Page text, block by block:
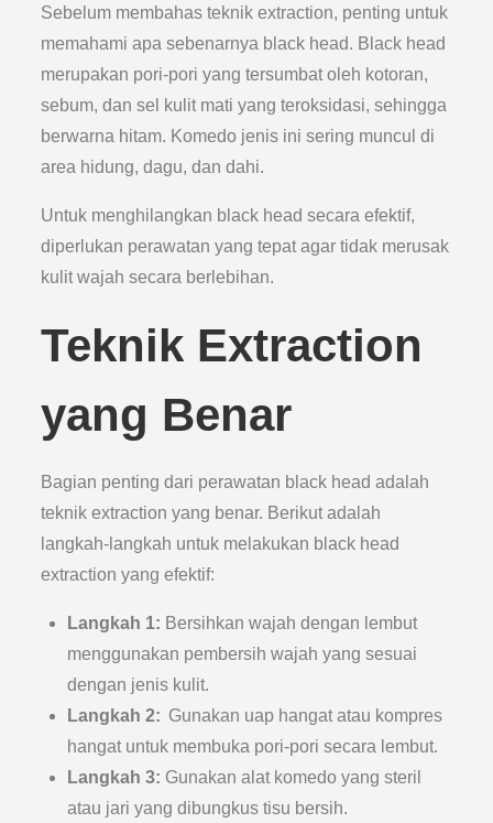
Sebelum membahas teknik extraction, penting untuk
memahami apa sebenarnya black head. Black head
merupakan pori-pori yang tersumbat oleh kotoran,
sebum, dan sel kulit mati yang teroksidasi, sehingga
berwarna hitam. Komedo jenis ini sering muncul di
area hidung, dagu, dan dahi.
Untuk menghilangkan black head secara efektif,
diperlukan perawatan yang tepat agar tidak merusak
kulit wajah secara berlebihan.
Teknik Extraction
yang Benar
Bagian penting dari perawatan black head adalah
teknik extraction yang benar. Berikut adalah
langkah-langkah untuk melakukan black head
extraction yang efektif:
Langkah 1: Bersihkan wajah dengan lembut
menggunakan pembersih wajah yang sesuai
dengan jenis kulit.
Langkah 2: Gunakan uap hangat atau kompres
hangat untuk membuka pori-pori secara lembut.
Langkah 3: Gunakan alat komedo yang steril
atau jari yang dibungkus tisu bersih.